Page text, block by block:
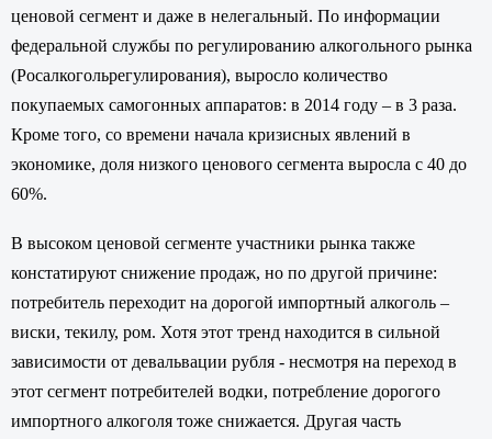
ценовой сегмент и даже в нелегальный. По информации
федеральной службы по регулированию алкогольного рынка
(Росалкогольрегулирования), выросло количество
покупаемых самогонных аппаратов: в 2014 году – в 3 раза.
Кроме того, со времени начала кризисных явлений в
экономике, доля низкого ценового сегмента выросла с 40 до
60%.
В высоком ценовой сегменте участники рынка также
констатируют снижение продаж, но по другой причине:
потребитель переходит на дорогой импортный алкоголь –
виски, текилу, ром. Хотя этот тренд находится в сильной
зависимости от девальвации рубля - несмотря на переход в
этот сегмент потребителей водки, потребление дорогого
импортного алкоголя тоже снижается. Другая часть